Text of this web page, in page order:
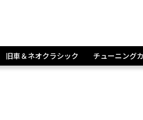
旧車＆ネオクラシック チューニング